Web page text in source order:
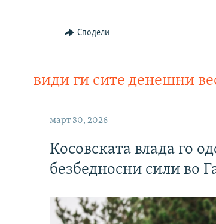
Сподели
види ги сите денешни
март 30, 2026
Косовската влада го
безбедносни сили во